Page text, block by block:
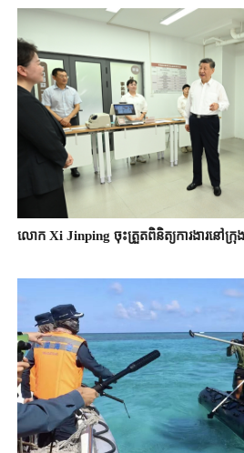
លោក Xi Jinping ចុះត្រួតពិនិត្យការងារនៅក្